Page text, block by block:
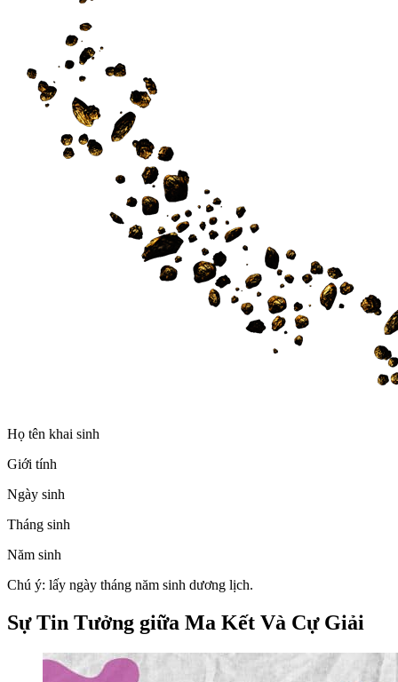
Họ tên khai sinh
Giới tính
Ngày sinh
Tháng sinh
Năm sinh
Chú ý: lấy ngày tháng năm sinh dương lịch.
Sự Tin Tưởng giữa Ma Kết Và Cự Giải